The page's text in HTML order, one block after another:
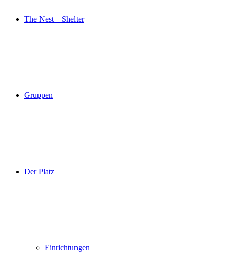
The Nest – Shelter
Gruppen
Der Platz
Einrichtungen